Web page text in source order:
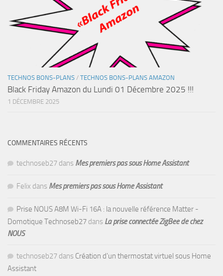
TECHNOS BONS-PLANS / TECHNOS BONS-PLANS AMAZON
Black Friday Amazon du Lundi 01 Décembre 2025 !!!
1 DÉCEMBRE 2025
COMMENTAIRES RÉCENTS
technoseb27 dans Mes premiers pas sous Home Assistant
Felix dans Mes premiers pas sous Home Assistant
Prise NOUS A8M Wi-Fi 16A : la nouvelle référence Matter -
Domotique Technoseb27 dans La prise connectée ZigBee de chez
NOUS
technoseb27 dans Création d’un thermostat virtuel sous Home
Assistant